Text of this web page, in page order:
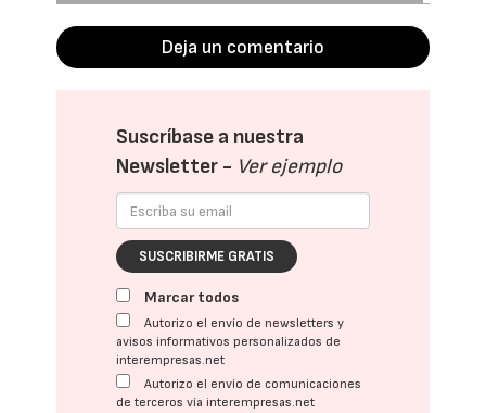
Deja un comentario
Suscríbase a nuestra
Newsletter - Ver ejemplo
SUSCRIBIRME GRATIS
Marcar todos
Autorizo el envío de newsletters y
avisos informativos personalizados de
interempresas.net
Autorizo el envío de comunicaciones
de terceros vía interempresas.net